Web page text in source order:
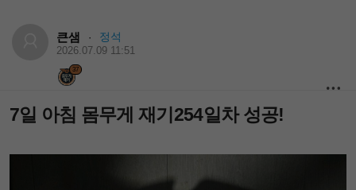
큰샘 · 정석
2026.07.09 11:51
37
7일 아침 몸무게 재기254일차 성공!